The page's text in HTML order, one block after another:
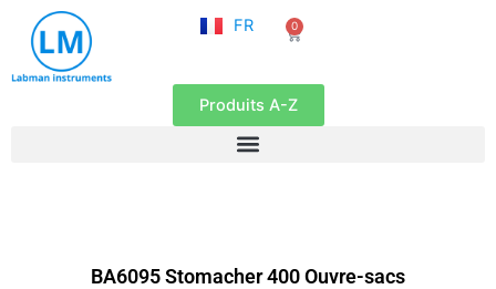
contenu
FR
EN
0
Panier
Produits A-Z
BA6095 Stomacher 400 Ouvre-sacs